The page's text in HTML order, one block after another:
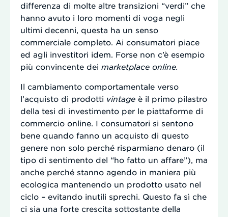
differenza di molte altre transizioni “verdi” che
hanno avuto i loro momenti di voga negli
ultimi decenni, questa ha un senso
commerciale completo. Ai consumatori piace
ed agli investitori idem. Forse non c’è esempio
più convincente dei marketplace online.
Il cambiamento comportamentale verso
l’acquisto di prodotti vintage è il primo pilastro
della tesi di investimento per le piattaforme di
commercio online. I consumatori si sentono
bene quando fanno un acquisto di questo
genere non solo perché risparmiano denaro (il
tipo di sentimento del “ho fatto un affare”), ma
anche perché stanno agendo in maniera più
ecologica mantenendo un prodotto usato nel
ciclo – evitando inutili sprechi. Questo fa sì che
ci sia una forte crescita sottostante della